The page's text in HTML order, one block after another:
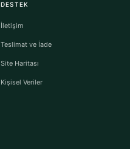
DESTEK
İletişim
Teslimat ve İade
Site Haritası
Kişisel Veriler